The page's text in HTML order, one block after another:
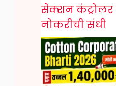
सेक्शन कंट्रोलर
नोकरीची संधी